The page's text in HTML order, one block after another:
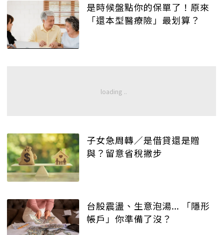
是時候盤點你的保單了！原來
「還本型醫療險」最划算？
子女急周轉／是借貸還是贈
與？留意省稅撇步
台股震盪、生意泡湯... 「隱形
帳戶」你準備了沒？